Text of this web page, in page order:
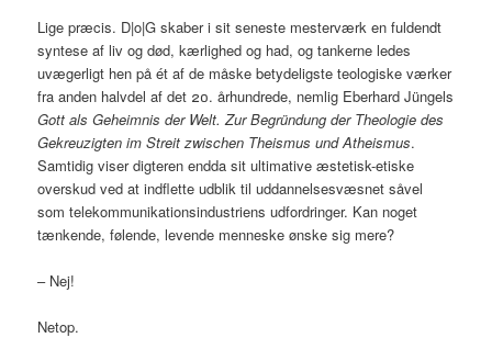
Lige præcis. D|o|G skaber i sit seneste mesterværk en fuldendt
syntese af liv og død, kærlighed og had, og tankerne ledes
uvægerligt hen på ét af de måske betydeligste teologiske værker
fra anden halvdel af det 20. århundrede, nemlig Eberhard Jüngels
Gott als Geheimnis der Welt. Zur Begründung der Theologie des
Gekreuzigten im Streit zwischen Theismus und Atheismus.
Samtidig viser digteren endda sit ultimative æstetisk-etiske
overskud ved at indflette udblik til uddannelsesvæsnet såvel
som telekommunikations­industriens udfordringer. Kan noget
tænkende, følende, levende menneske ønske sig mere?
– Nej!
Netop.